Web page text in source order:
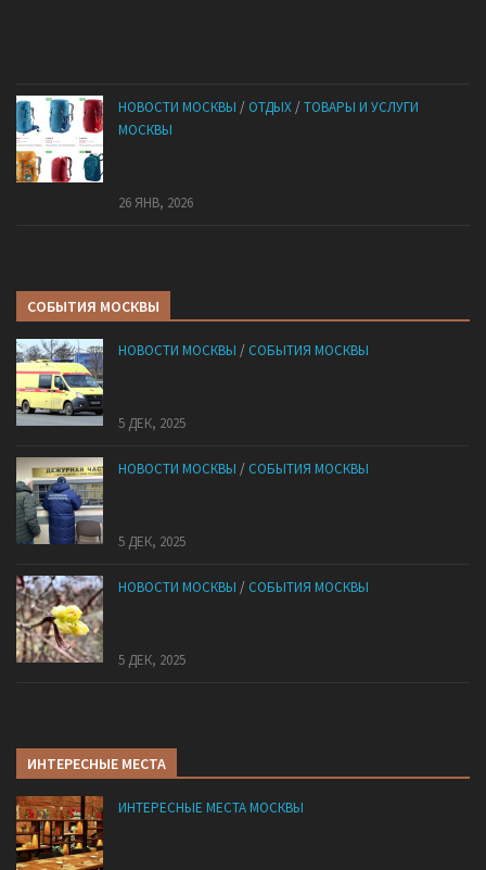
НОВОСТИ МОСКВЫ / ОТДЫХ /ТОВАРЫ И УСЛУГИ
МОСКВЫ
26 ЯНВ, 2026
СОБЫТИЯ МОСКВЫ
НОВОСТИ МОСКВЫ / СОБЫТИЯ МОСКВЫ
5 ДЕК, 2025
НОВОСТИ МОСКВЫ / СОБЫТИЯ МОСКВЫ
5 ДЕК, 2025
НОВОСТИ МОСКВЫ / СОБЫТИЯ МОСКВЫ
5 ДЕК, 2025
ИНТЕРЕСНЫЕ МЕСТА
ИНТЕРЕСНЫЕ МЕСТА МОСКВЫ